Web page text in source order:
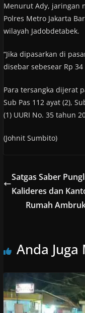
Menurut Ady, jaringan
Polres Metro Jakarta
wilayah Jadobdetabek.
“Jika dipasarkan di
disebar sebesear Rp
Para tersangka dijerat
Sub Pas 112 ayat (2),
(1) UURI No. 35 tahun
(Johnit Sumbito)
Satgas Saber
Kalideres dan
Rumah
Anda Juga